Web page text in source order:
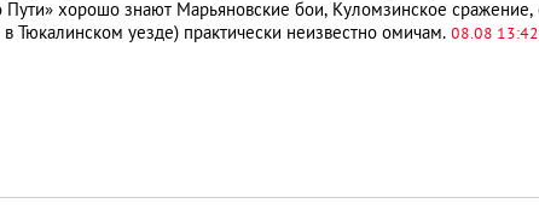
Пути» хорошо знают Марьяновские бои, Куломзинское сражение,
в Тюкалинском уезде) практически неизвестно омичам. 08.08 13:42